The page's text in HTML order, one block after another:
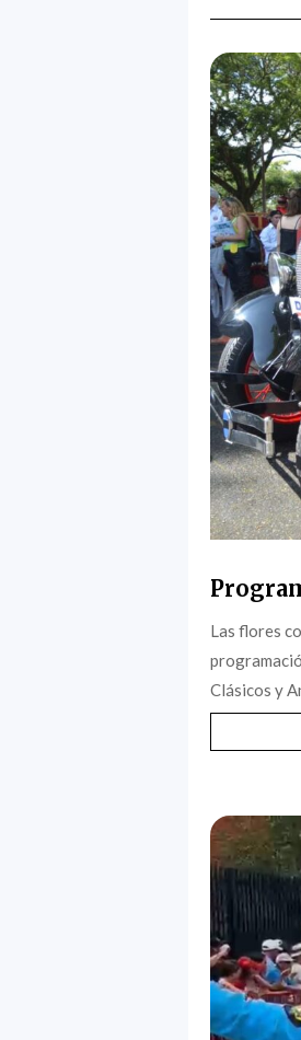
Las flores
Clásicos y